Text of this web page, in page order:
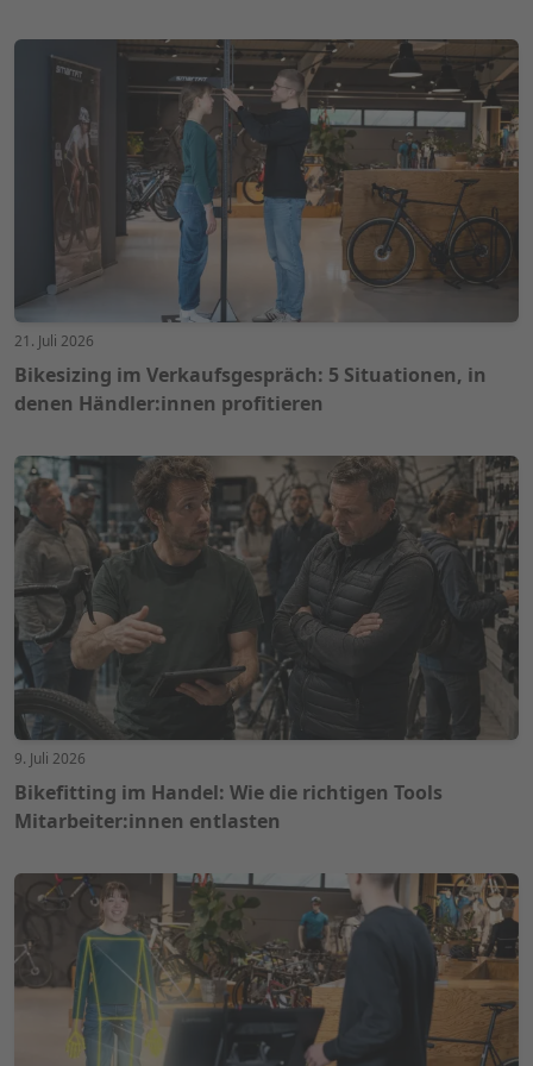
21. Juli 2026
Bikesizing im Verkaufsgespräch: 5 Situationen, in
denen Händler:innen profitieren
9. Juli 2026
Bikefitting im Handel: Wie die richtigen Tools
Mitarbeiter:innen entlasten